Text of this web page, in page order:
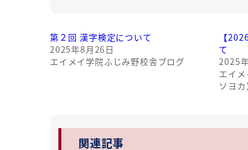
第２回 漢字検定について
2025年8月26日
エイメイ学院ふじみ野校舎ブログ
【
て
2025
エイ
ソヨ
関連記事